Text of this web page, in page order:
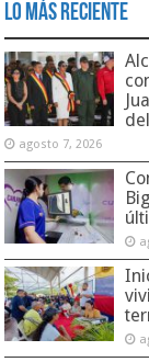
Lo Más Reciente
agosto 7, 2026